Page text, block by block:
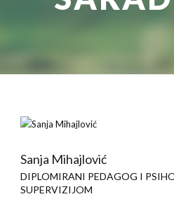
Sanja Mihajlović
DIPLOMIRANI PEDAGOG I
SUPERVIZIJOM